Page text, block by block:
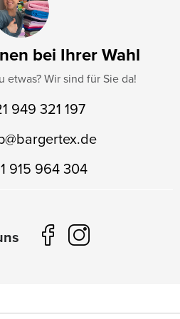
bei Ihrer Wahl
etwas? Wir sind für Sie da!
949 321 197
@bargertex.de
915 964 304